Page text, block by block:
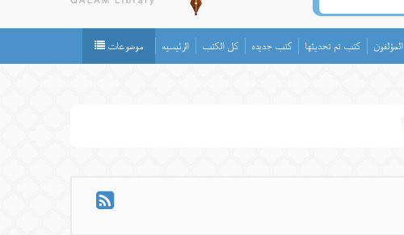
موضوعات الرئيسيه كل الكتب كتب جديده كتب تم تحديثها المؤلفون